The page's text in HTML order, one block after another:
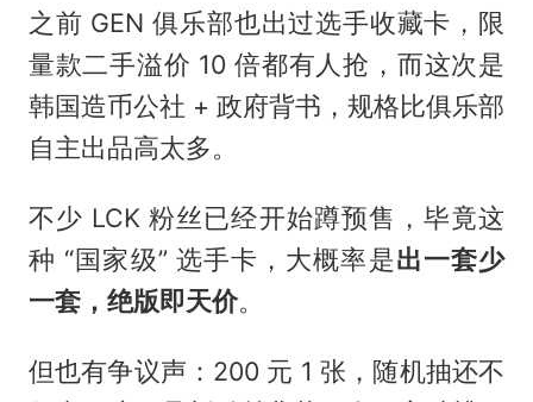
之前 GEN 俱乐部也出过选手收藏卡，限
量款二手溢价 10 倍都有人抢，而这次是
韩国造币公社 + 政府背书，规格比俱乐部
自主出品高太多。
不少 LCK 粉丝已经开始蹲预售，毕竟这
种 “国家级” 选手卡，大概率是出一套少
一套，绝版即天价。
但也有争议声：200 元 1 张，随机抽还不